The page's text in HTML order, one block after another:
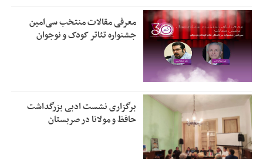
معرفی مقالات منتخب سی‌امین
جشنواره تئاتر کودک و نوجوان
برگزاری نشست ادبی بزرگداشت
حافظ و مولانا در صربستان